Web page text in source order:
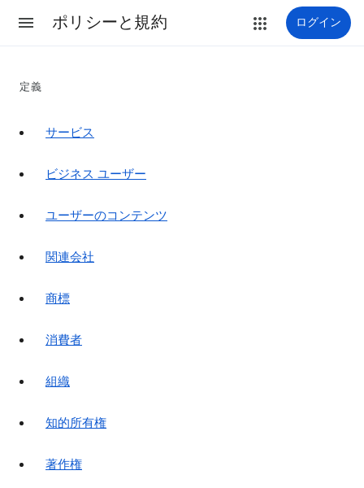
ポリシーと規約 ログイン
定義
サービス
ビジネス ユーザー
ユーザーのコンテンツ
関連会社
商標
消費者
組織
知的所有権
著作権